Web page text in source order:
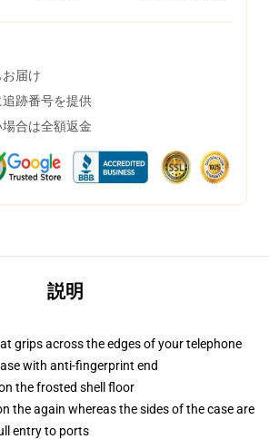
届け
跡番号を提供
合は全額返金
説明
grips across the edges of your telephone
with anti-fingerprint end
the frosted shell floor
the again whereas the sides of the case are
entry to ports